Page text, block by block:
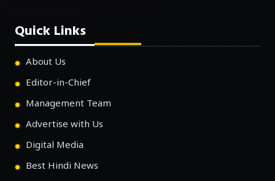
Quick Links
About Us
Editor-in-Chief
Management Team
Advertise with Us
Digital Media
Best Hindi News